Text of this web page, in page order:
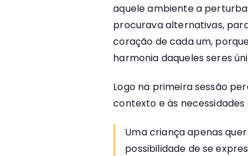
aquele ambiente a
procurava alternativas,
coração de cada um,
harmonia daqueles seres
Logo na primeira sessão
contexto e às
Uma criança apenas
possibilidade de se